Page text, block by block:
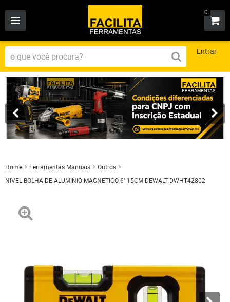
0
Entrar
Home Ferramentas Manuais
Outros
NIVEL BOLHA DE ALUMINIO MAGNETICO 6'' 15CM DEWALT DWHT42802